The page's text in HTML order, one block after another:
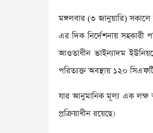
মঙ্গলবার (৩ জানুয়ারি)
এর দিক নির্দেশনায়
আওতাধীন ভাইন্যাদম
পরিত্যক্ত অবস্থায় ১২০
যার আনুমানিক মূল্য এক লক্ষ
প্রক্রিয়াধীন রয়েছে।